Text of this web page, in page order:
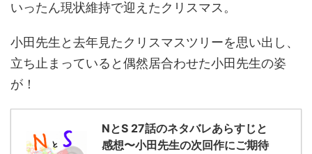
いったん現状維持で迎えたクリスマス。
小田先生と去年見たクリスマスツリーを思い出し、
立ち止まっていると偶然居合わせた小田先生の姿
が！
NとS 27話のネタバレあらすじと
感想〜小田先生の次回作にご期待